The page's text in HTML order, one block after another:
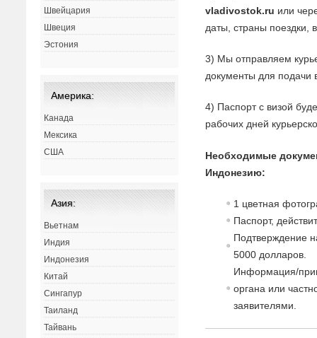
vladivostok.ru или
даты, страны поездки,
3) Мы отправляем
документы для подачи
4) Паспорт с визой
рабочих дней
Необходимые
Индонезию:
1 цветная
Паспорт,
Подтверждение
5000 долларов.
Информация/
органа или
заявителями.
Швейцария
Швеция
Эстония
Америка:
Канада
Мексика
США
Азия:
Вьетнам
Индия
Индонезия
Китай
Сингапур
Таиланд
Тайвань